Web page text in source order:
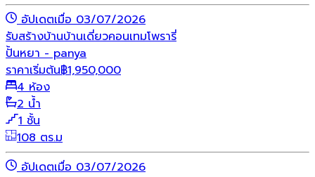
อัปเดตเมื่อ 03/07/2026
รับสร้างบ้านบ้านเดี่ยวคอนเทมโพรารี่
ปั้นหยา - panya
ราคาเริ่มต้น฿1,950,000
4 ห้อง
2 น้ำ
1 ชั้น
108 ตร.ม
อัปเดตเมื่อ 03/07/2026